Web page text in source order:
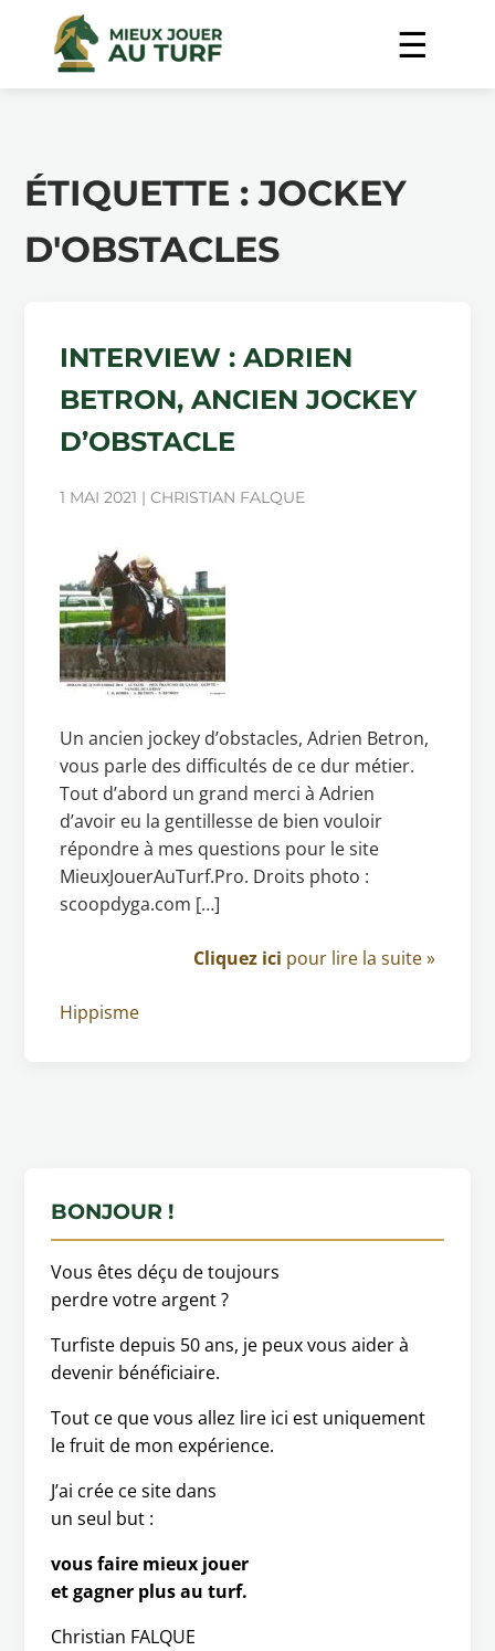
ÉTIQUETTE :JOCKEY
D'OBSTACLES
INTERVIEW : ADRIEN
BETRON, ANCIEN JOCKEY
D’OBSTACLE
1 MAI 2021 | CHRISTIAN FALQUE
Un ancien jockey d’obstacles, Adrien Betron,
vous parle des difficultés de ce dur métier.
Tout d’abord un grand merci à Adrien
d’avoir eu la gentillesse de bien vouloir
répondre à mes questions pour le site
MieuxJouerAuTurf.Pro. Droits photo :
scoopdyga.com […]
Cliquez ici pour lire la suite »
Hippisme
BONJOUR !
Vous êtes déçu de toujours
perdre votre argent ?
Turfiste depuis 50 ans, je peux vous aider à
devenir bénéficiaire.
Tout ce que vous allez lire ici est uniquement
le fruit de mon expérience.
J’ai crée ce site dans
un seul but :
vous faire mieux jouer
et gagner plus au turf.
Christian FALQUE